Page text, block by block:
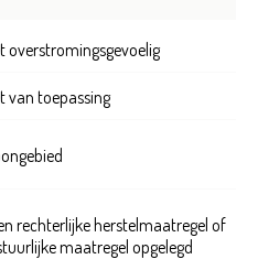
overstromingsgevoelig
van toepassing
rechterlijke herstelmaatregel of
maatregel opgelegd